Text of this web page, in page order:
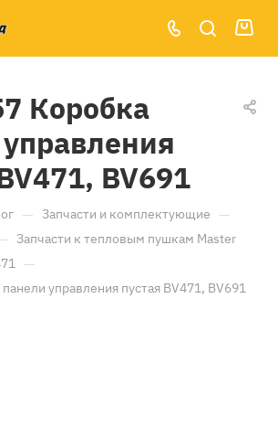
Коробка
BV691
— Запчасти и комплектующие —
Запчасти к тепловым пушкам Master
—
управления пустая BV471, BV691